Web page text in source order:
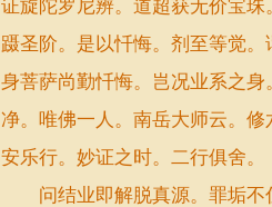
证旋陀罗尼辨。道超获无价宝
蹑圣阶。是以忏悔。剂至等觉
身菩萨尚勤忏悔。岂况业系之
净。唯佛一人。南岳大师云。
安乐行。妙证之时。二行俱舍。
问结业即解脱真源。罪垢不